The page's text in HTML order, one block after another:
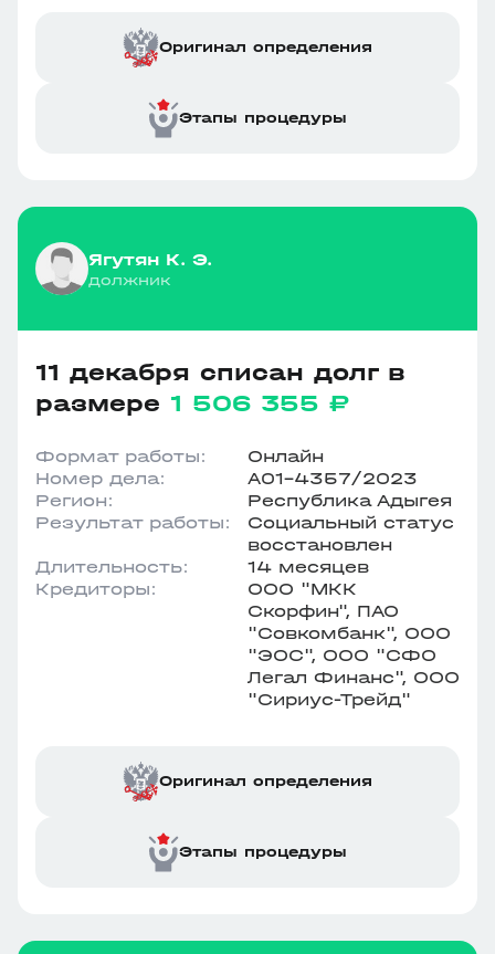
Оригинал определения
Этапы процедуры
Ягутян К. Э.
должник
11 декабря списан долг в
размере 1 506 355 ₽
Формат работы:
Онлайн
Номер дела:
А01-4357/2023
Регион:
Республика Адыгея
Результат работы:
Социальный статус
восстановлен
Длительность:
14 месяцев
Кредиторы:
ООО "МКК
Скорфин", ПАО
"Совкомбанк", ООО
"ЭОС", ООО "СФО
Легал Финанс", ООО
"Сириус-Трейд"
Оригинал определения
Этапы процедуры